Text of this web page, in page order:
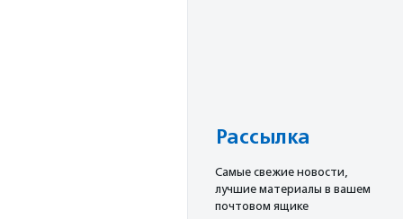
Рассылка
Cамые свежие новости,
лучшие материалы в вашем
почтовом ящике